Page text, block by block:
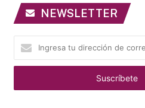
NEWSLETTER
Ingresa
tu
dirección
correo